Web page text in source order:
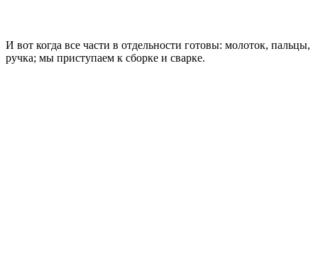
И вот когда все части в отдельности готовы: молоток, пальцы,
ручка; мы приступаем к сборке и сварке.